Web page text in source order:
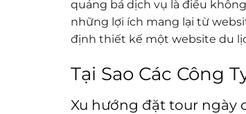
quảng bá dịch vụ là điều
những lợi ích mang lại từ
định thiết kế một website du
Tại Sao Các Công
Xu hướng đặt tour ngày